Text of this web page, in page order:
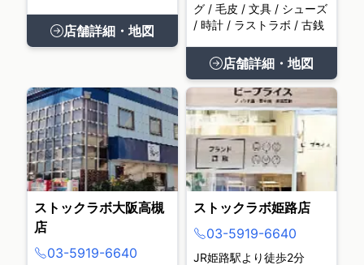
店舗詳細・地図
グ / 毛皮 / 文具 / シューズ
/ 時計 / ラストラボ / 古銭
店舗詳細・地図
ストックラボ大阪高槻
店
03-5919-6640
ストックラボ姫路店
03-5919-6640
JR姫路駅より徒歩2分